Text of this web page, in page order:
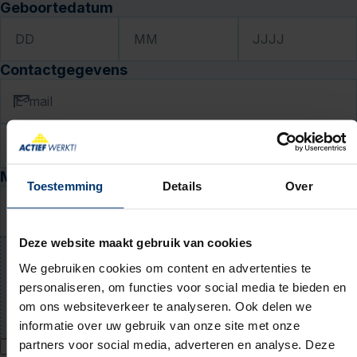
Toestemming Details Over
Deze website maakt gebruik van cookies
We gebruiken cookies om content en advertenties te
personaliseren, om functies voor social media te bieden en
om ons websiteverkeer te analyseren. Ook delen we
informatie over uw gebruik van onze site met onze
partners voor social media, adverteren en analyse. Deze
Geboortedatum
DD MM JJJJ
Contactgegevens
E-mail
Telefoon
Motivatie en cv
Waarom past deze baan bij jou? (niet verplicht)
PDF of Word-document (max. 5 MB)
Ik geef Actief Werkt! toestemming om mijn persoonsgegevens te